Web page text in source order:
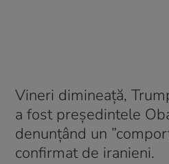
Vineri dimineaţă,
a fost preşedintele
denunţând un
confirmat de iranieni.